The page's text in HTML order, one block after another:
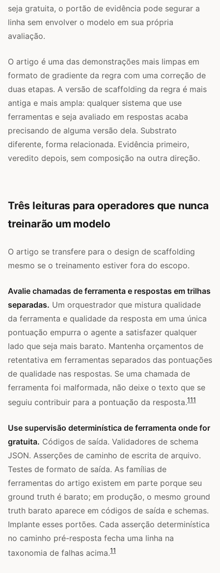
seja gratuita, o portão de evidência pode segurar a
linha sem envolver o modelo em sua própria
avaliação.
O artigo é uma das demonstrações mais limpas em
formato de gradiente da regra com uma correção de
duas etapas. A versão de scaffolding da regra é mais
antiga e mais ampla: qualquer sistema que use
ferramentas e seja avaliado em respostas acaba
precisando de alguma versão dela. Substrato
diferente, forma relacionada. Evidência primeiro,
veredito depois, sem composição na outra direção.
Três leituras para operadores que nunca
treinarão um modelo
O artigo se transfere para o design de scaffolding
mesmo se o treinamento estiver fora do escopo.
Avalie chamadas de ferramenta e respostas em trilhas
separadas. Um orquestrador que mistura qualidade
da ferramenta e qualidade da resposta em uma única
pontuação empurra o agente a satisfazer qualquer
lado que seja mais barato. Mantenha orçamentos de
retentativa em ferramentas separados das pontuações
de qualidade nas respostas. Se uma chamada de
ferramenta foi malformada, não deixe o texto que se
seguiu contribuir para a pontuação da resposta.111
Use supervisão determinística de ferramenta onde for
gratuita. Códigos de saída. Validadores de schema
JSON. Asserções de caminho de escrita de arquivo.
Testes de formato de saída. As famílias de
ferramentas do artigo existem em parte porque seu
ground truth é barato; em produção, o mesmo ground
truth barato aparece em códigos de saída e schemas.
Implante esses portões. Cada asserção determinística
no caminho pré-resposta fecha uma linha na
taxonomia de falhas acima.11